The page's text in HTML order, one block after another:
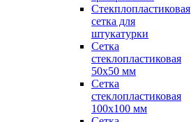
Стекплопластиковая
сетка для
штукатурки
Сетка
стеклопластиковая
50x50 мм
Сетка
стеклопластиковая
100x100 мм